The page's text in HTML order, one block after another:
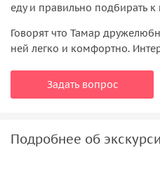
еду и правильно подбирать к
Говорят что Тамар
ней легко и комфортно.
Задать вопрос
Подробнее об